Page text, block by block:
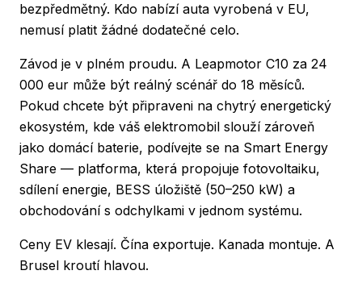
bezpředmětný. Kdo nabízí auta vyrobená v EU,
nemusí platit žádné dodatečné celo.
Závod je v plném proudu. A Leapmotor C10 za 24
000 eur může být reálný scénář do 18 měsíců.
Pokud chcete být připraveni na chytrý energetický
ekosystém, kde váš elektromobil slouží zároveň
jako domácí baterie, podívejte se na Smart Energy
Share — platforma, která propojuje fotovoltaiku,
sdílení energie, BESS úložiště (50–250 kW) a
obchodování s odchylkami v jednom systému.
Ceny EV klesají. Čína exportuje. Kanada montuje. A
Brusel kroutí hlavou.